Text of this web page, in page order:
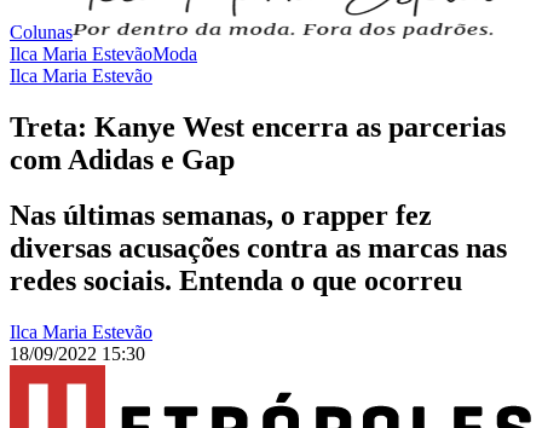
Colunas
Ilca Maria EstevãoModa
Ilca Maria Estevão
Treta: Kanye West encerra as parcerias
com Adidas e Gap
Nas últimas semanas, o rapper fez
diversas acusações contra as marcas nas
redes sociais. Entenda o que ocorreu
Ilca Maria Estevão
18/09/2022 15:30